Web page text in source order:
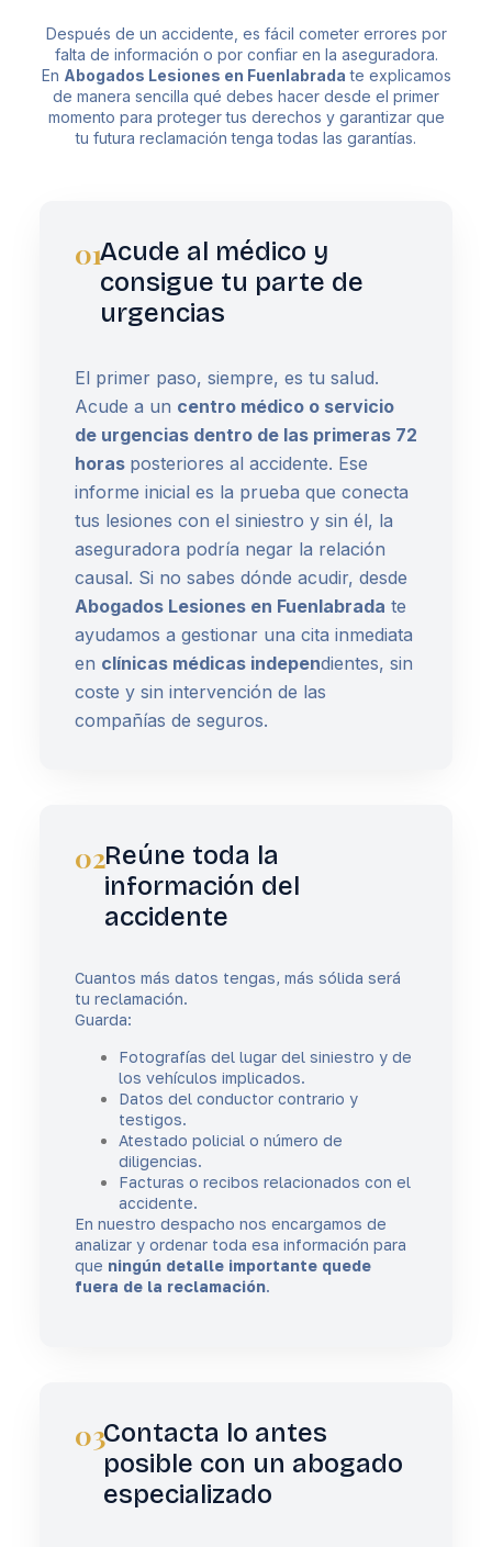
Después de un accidente, es fácil cometer errores por
falta de información o por confiar en la aseguradora.
En Abogados Lesiones en Fuenlabrada te explicamos
de manera sencilla qué debes hacer desde el primer
momento para proteger tus derechos y garantizar que
tu futura reclamación tenga todas las garantías.
01Acude al médico y
consigue tu parte de
urgencias
El primer paso, siempre, es tu salud.
Acude a un centro médico o servicio
de urgencias dentro de las primeras 72
horas posteriores al accidente. Ese
informe inicial es la prueba que conecta
tus lesiones con el siniestro y sin él, la
aseguradora podría negar la relación
causal. Si no sabes dónde acudir, desde
Abogados Lesiones en Fuenlabrada te
ayudamos a gestionar una cita inmediata
en clínicas médicas independientes, sin
coste y sin intervención de las
compañías de seguros.
02Reúne toda la
información del
accidente
Cuantos más datos tengas, más sólida será
tu reclamación.
Guarda:
Fotografías del lugar del siniestro y de
los vehículos implicados.
Datos del conductor contrario y
testigos.
Atestado policial o número de
diligencias.
Facturas o recibos relacionados con el
accidente.
En nuestro despacho nos encargamos de
analizar y ordenar toda esa información para
que ningún detalle importante quede
fuera de la reclamación.
03Contacta lo antes
posible con un abogado
especializado